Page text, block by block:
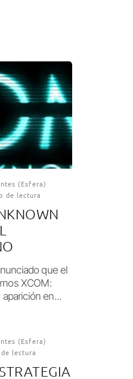
(Esfera)
de lectura
que el
XCOM:
en...
(Esfera)
lectura